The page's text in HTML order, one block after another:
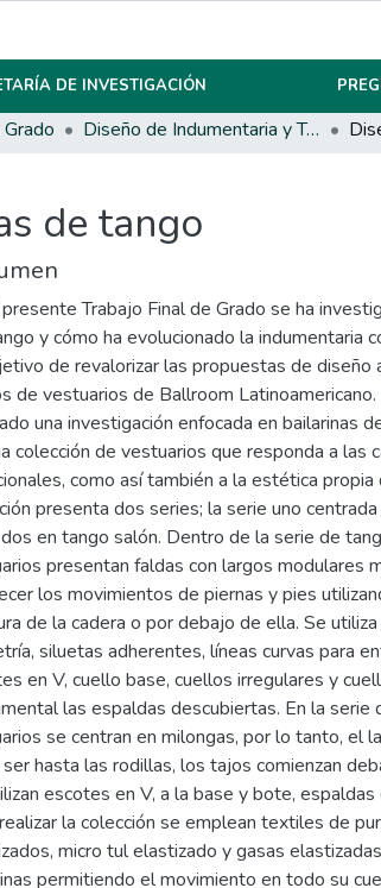
DE INVESTIGACIÓN
Diseño de Indumentaria y Textil
de tango
Trabajo Final de Grado se ha
y cómo ha evolucionado la indumentaria
de revalorizar las propuestas de diseño
de vestuarios de Ballroom Latinoamericano.
una investigación enfocada en bailarinas
colección de vestuarios que responda a las
como así también a la estética propia
presenta dos series; la serie uno
en tango salón. Dentro de la serie de
presentan faldas con largos modulares
los movimientos de piernas y pies
de la cadera o por debajo de ella. Se
siluetas adherentes, líneas curvas para
en V, cuello base, cuellos irregulares y
las espaldas descubiertas. En la serie
se centran en milongas, por lo tanto, el
hasta las rodillas, los tajos comienzan
escotes en V, a la base y bote,
la colección se emplean textiles de
micro tul elastizado y gasas
permitiendo el movimiento en todo su